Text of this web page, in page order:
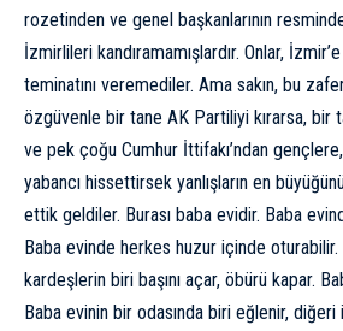
rozetinden ve genel başkanlarının
İzmirlileri kandıramamışlardır. Onlar,
teminatını veremediler. Ama sakın, bu
özgüvenle bir tane AK Partiliyi kırarsa, bir
ve pek çoğu Cumhur İttifakı’ndan
yabancı hissettirsek yanlışların en
ettik geldiler. Burası baba evidir. Baba
Baba evinde herkes huzur içinde oturabilir.
kardeşlerin biri başını açar, öbürü kapar.
Baba evinin bir odasında biri eğlenir,